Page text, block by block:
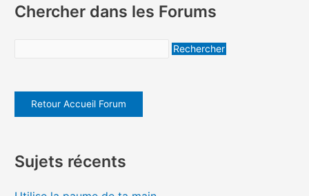
Chercher dans les Forums
Retour Accueil Forum
Sujets récents